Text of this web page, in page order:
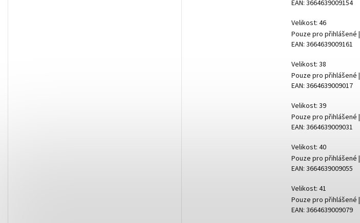
EAN: 3664639009154
Velikost: 46
Pouze pro přihlášené
EAN: 3664639009161
Velikost: 38
Pouze pro přihlášené
EAN: 3664639009017
Velikost: 39
Pouze pro přihlášené
EAN: 3664639009031
Velikost: 40
Pouze pro přihlášené
EAN: 3664639009055
Velikost: 41
Pouze pro přihlášené
EAN: 3664639009079